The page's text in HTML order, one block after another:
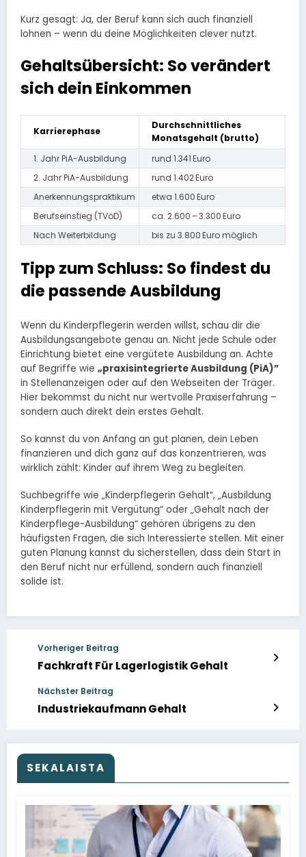
Kurz gesagt: Ja, der Beruf kann sich auch finanziell
lohnen – wenn du deine Möglichkeiten clever nutzt.
Gehaltsübersicht: So verändert
sich dein Einkommen
Karrierephase
Durchschnittliches
Monatsgehalt (brutto)
1. Jahr PiA-Ausbildung
rund 1.341 Euro
2. Jahr PiA-Ausbildung
rund 1.402 Euro
Anerkennungspraktikum
etwa 1.600 Euro
Berufseinstieg (TVöD)
ca. 2.600 – 3.300 Euro
Nach Weiterbildung
bis zu 3.800 Euro möglich
Tipp zum Schluss: So findest du
die passende Ausbildung
Wenn du Kinderpflegerin werden willst, schau dir die
Ausbildungsangebote genau an. Nicht jede Schule oder
Einrichtung bietet eine vergütete Ausbildung an. Achte
auf Begriffe wie „praxisintegrierte Ausbildung (PiA)”
in Stellenanzeigen oder auf den Webseiten der Träger.
Hier bekommst du nicht nur wertvolle Praxiserfahrung –
sondern auch direkt dein erstes Gehalt.
So kannst du von Anfang an gut planen, dein Leben
finanzieren und dich ganz auf das konzentrieren, was
wirklich zählt: Kinder auf ihrem Weg zu begleiten.
Suchbegriffe wie „Kinderpflegerin Gehalt“, „Ausbildung
Kinderpflegerin mit Vergütung“ oder „Gehalt nach der
Kinderpflege-Ausbildung“ gehören übrigens zu den
häufigsten Fragen, die sich Interessierte stellen. Mit einer
guten Planung kannst du sicherstellen, dass dein Start in
den Beruf nicht nur erfüllend, sondern auch finanziell
solide ist.
Vorheriger Beitrag
Fachkraft Für Lagerlogistik Gehalt
Nächster Beitrag
Industriekaufmann Gehalt
SEKALAISTA